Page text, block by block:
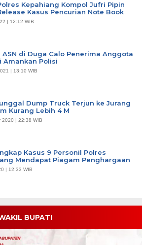
Kepahiang Kompol Jufri Pipin
Kasus Pencurian Note Book
| 12:12 WIB
ASN di Duga Calo Penerima Anggota
Amankan Polisi
| 13:10 WIB
Dump Truck Terjun ke Jurang
Kurang Lebih 4 M
2020 | 22:38 WIB
Kasus 9 Personil Polres
Mendapat Piagam Penghargaan
| 12:33 WIB
BUPATI